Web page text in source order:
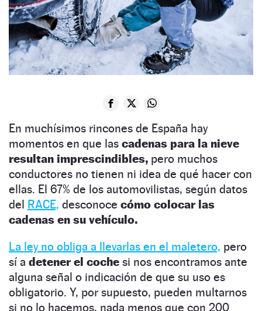
En muchísimos rincones de España hay
momentos en que las cadenas para la nieve
resultan imprescindibles, pero muchos
conductores no tienen ni idea de qué hacer con
ellas. El 67% de los automovilistas, según datos
del RACE, desconoce cómo colocar las
cadenas en su vehículo.
La ley no obliga a llevarlas en el maletero, pero
sí a detener el coche si nos encontramos ante
alguna señal o indicación de que su uso es
obligatorio. Y, por supuesto, pueden multarnos
si no lo hacemos, nada menos que con 200